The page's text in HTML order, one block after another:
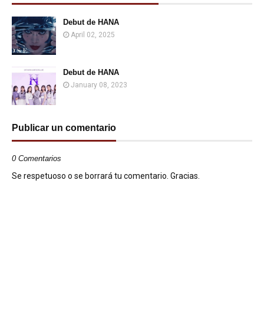
Debut de HANA
April 02, 2025
Debut de HANA
January 08, 2023
Publicar un comentario
0 Comentarios
Se respetuoso o se borrará tu comentario. Gracias.